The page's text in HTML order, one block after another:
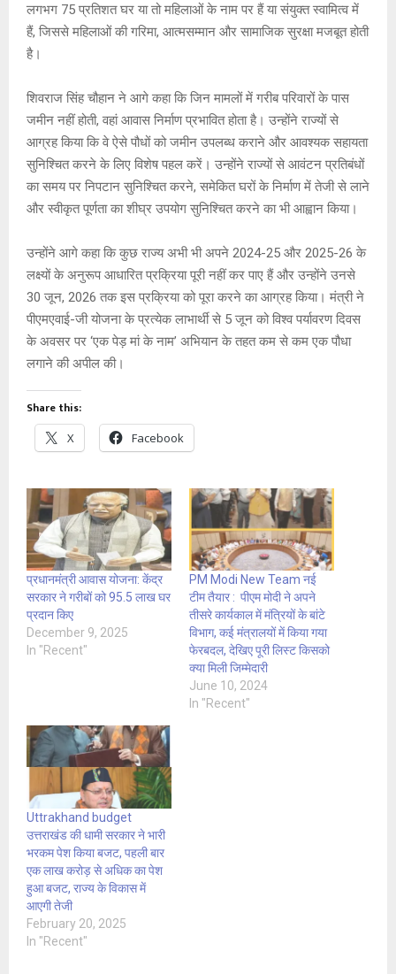
लगभग 75 प्रतिशत घर या तो महिलाओं के नाम पर हैं या संयुक्त स्वामित्व में
हैं, जिससे महिलाओं की गरिमा, आत्मसम्मान और सामाजिक सुरक्षा मजबूत होती
है।
शिवराज सिंह चौहान ने आगे कहा कि जिन मामलों में गरीब परिवारों के पास
जमीन नहीं होती, वहां आवास निर्माण प्रभावित होता है। उन्होंने राज्यों से
आग्रह किया कि वे ऐसे पौधों को जमीन उपलब्ध कराने और आवश्यक सहायता
सुनिश्चित करने के लिए विशेष पहल करें। उन्होंने राज्यों से आवंटन प्रतिबंधों
का समय पर निपटान सुनिश्चित करने, समेकित घरों के निर्माण में तेजी से लाने
और स्वीकृत पूर्णता का शीघ्र उपयोग सुनिश्चित करने का भी आह्वान किया।
उन्होंने आगे कहा कि कुछ राज्य अभी भी अपने 2024-25 और 2025-26 के
लक्ष्यों के अनुरूप आधारित प्रक्रिया पूरी नहीं कर पाए हैं और उन्होंने उनसे
30 जून, 2026 तक इस प्रक्रिया को पूरा करने का आग्रह किया। मंत्री ने
पीएमएवाई-जी योजना के प्रत्येक लाभार्थी से 5 जून को विश्व पर्यावरण दिवस
के अवसर पर ‘एक पेड़ मां के नाम’ अभियान के तहत कम से कम एक पौधा
लगाने की अपील की।
Share this:
X Facebook
प्रधानमंत्री आवास योजना: केंद्र
सरकार ने गरीबों को 95.5 लाख घर
प्रदान किए
December 9, 2025
In "Recent"
PM Modi New Team नई
टीम तैयार : पीएम मोदी ने अपने
तीसरे कार्यकाल में मंत्रियों के बांटे
विभाग, कई मंत्रालयों में किया गया
फेरबदल, देखिए पूरी लिस्ट किसको
क्या मिली जिम्मेदारी
June 10, 2024
In "Recent"
Uttrakhand budget
उत्तराखंड की धामी सरकार ने भारी
भरकम पेश किया बजट, पहली बार
एक लाख करोड़ से अधिक का पेश
हुआ बजट, राज्य के विकास में
आएगी तेजी
February 20, 2025
In "Recent"